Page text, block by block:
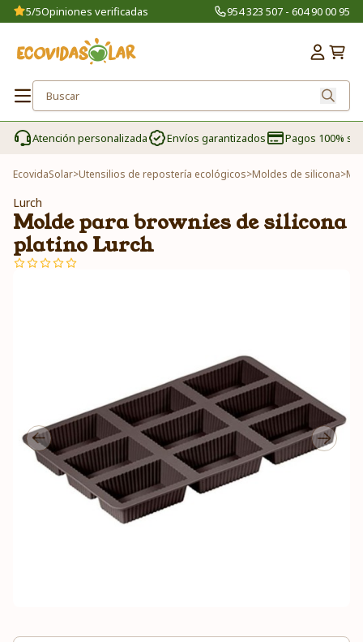
5/5Opiniones verificadas 954 323 507 - 604 90 00 95
Atención personalizada Envíos garantizados Pagos 100%
EcovidaSolar>Utensilios de repostería ecológicos>Moldes de silicona>
Lurch
Molde para brownies de silicona
platino Lurch